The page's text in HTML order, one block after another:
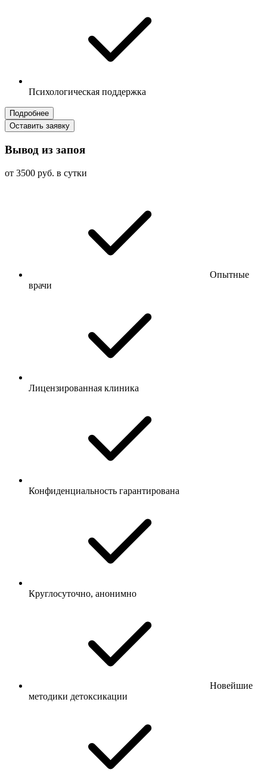
Психологическая поддержка
Подробнее
Оставить заявку
Вывод из запоя
от 3500 руб. в сутки
Опытные
врачи
Лицензированная клиника
Конфиденциальность гарантирована
Круглосуточно, анонимно
Новейшие
методики детоксикации